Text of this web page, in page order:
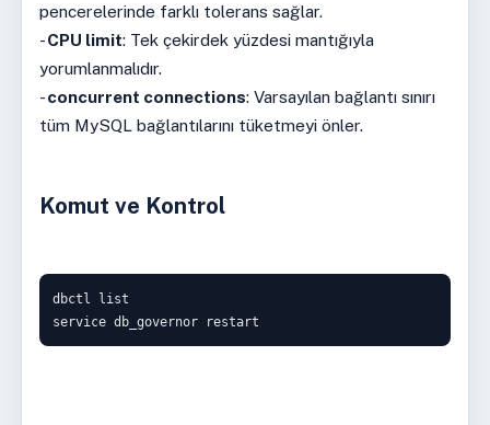
pencerelerinde farklı tolerans sağlar.
-CPU limit: Tek çekirdek yüzdesi mantığıyla
yorumlanmalıdır.
-concurrent connections: Varsayılan bağlantı sınırı
tüm MySQL bağlantılarını tüketmeyi önler.
Komut ve Kontrol
dbctl list
service db_governor restart